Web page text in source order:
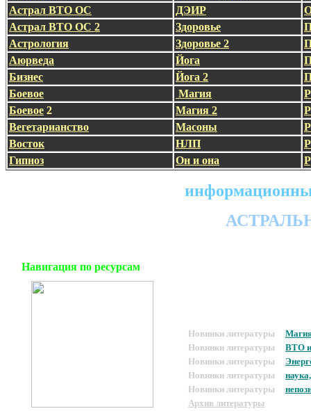
Астрал ВТО ОС
ДЭИР
Астрал ВТО ОС 2
Здоровье
Астрология
Здоровье 2
Аюрведа
Йога
Бизнес
Йога 2
Боевое
Магия
Боевое 2 Магия 2
Вегетарианство
Масоны
Восток
НЛП
Гипноз
Он и она
Навигация по ресурсам
Новинки литературы
Новинки литературы
ВТО и
Новинки литературы
Новинки литературы
Новинки литературы
Архив литературы